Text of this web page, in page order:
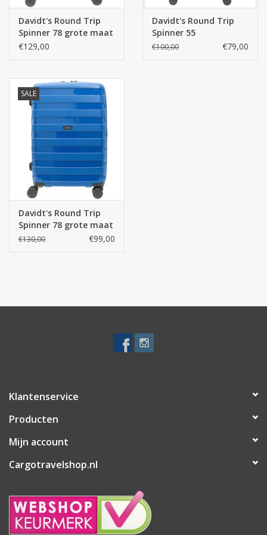
Kleur: zilver grijs
Davidt's Round Trip
Spinner 78 grote maat
reistrolley - Zwart
€129,00
Davidt's Round Trip
Spinner 55
handbagagetrolley -
€100,00 €79,00
SALE
Davidt's Round Trip
Spinner 78 grote maat
reistrolley - Blauw
€130,00 €99,00
Klantenservice
Producten
Mijn account
Cargotravelshop.nl